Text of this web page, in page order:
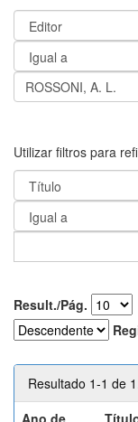
Utilizar filtros para
Result./Pág.
Resultado 1-1 de
Ano de